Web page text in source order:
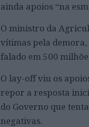
ainda apoios “na
O ministro da
vítimas pela demora,
falado em 500
O lay-off viu os
repor a resposta
do Governo que
negativas.